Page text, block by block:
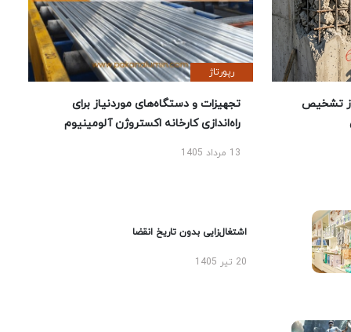
تشخیص
رپورتاژ
تجهیزات و دستگاه‌های موردنیاز برای
راه‌اندازی کارخانه اکستروژن آلومینیوم
13 مرداد 1405
اشتغال‌زایی بدون تاریخ انقضا
20 تیر 1405